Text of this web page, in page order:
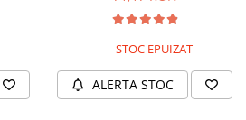
RBA, +18 luni
STOC EPUIZAT
ALERTA STOC